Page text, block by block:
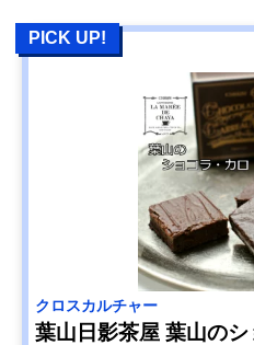
PICK UP!
クロスカルチャー
葉山日影茶屋 葉山の